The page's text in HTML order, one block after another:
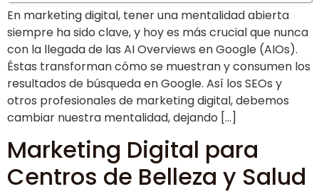
En marketing digital, tener una mentalidad abierta
siempre ha sido clave, y hoy es más crucial que nunca
con la llegada de las AI Overviews en Google (AIOs).
Éstas transforman cómo se muestran y consumen los
resultados de búsqueda en Google. Así los SEOs y
otros profesionales de marketing digital, debemos
cambiar nuestra mentalidad, dejando […]
Marketing Digital para
Centros de Belleza y Salud